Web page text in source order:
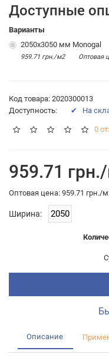
Доступные
Варианты
2050х3050 мм Monogal
959.71 грн./м2 Оптовая
Код товара: 2020300013
Доступность:
✔ На
0
959.71
Оптовая цена: 959.71 грн./
Ширина:
Описание